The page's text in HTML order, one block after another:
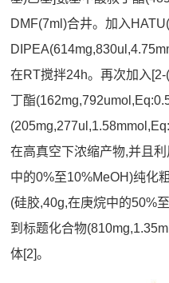
DMF(7ml)合井。加入
在RT搅拌24h。再次加入
丁酯
在高真空下浓缩产物,并且
中的0%至10%MeOH)纯化
(硅胶,40g,在庚烷中的50%
到标题化合物
体[2]。